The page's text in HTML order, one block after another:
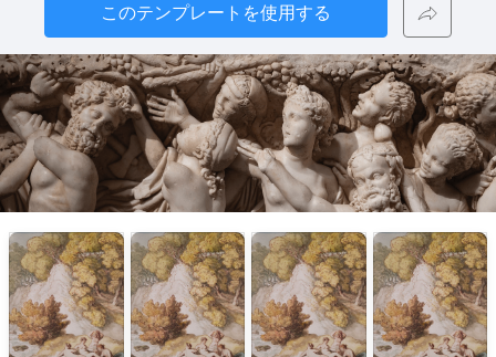
このテンプレートを使用する